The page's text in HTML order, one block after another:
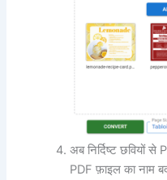
अब निर्दिष्ट छवियों
PDF फ़ाइल का नाम